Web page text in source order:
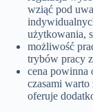
wziąć pod
użytkowania,
możliwość
trybów pracy
cena powinna
czasami
oferuje